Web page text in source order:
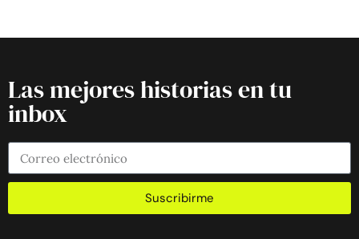
Las mejores historias en tu
inbox
Suscribirme